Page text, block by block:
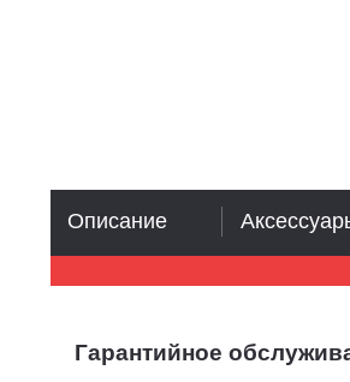
Гарантийное
Описание